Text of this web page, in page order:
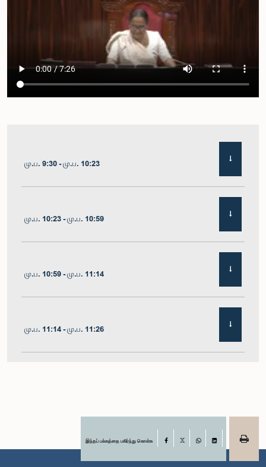
மு.ப. 9:30 - மு.ப. 10:23
மு.ப. 10:23 - மு.ப. 10:59
மு.ப. 10:59 - மு.ப. 11:14
மு.ப. 11:14 - மு.ப. 11:26
மு.ப. 11:38 - மு.ப. 11:48இந்தப் பக்கத்தை பகிர்ந்து கொள்க Facebook
LinkedIn